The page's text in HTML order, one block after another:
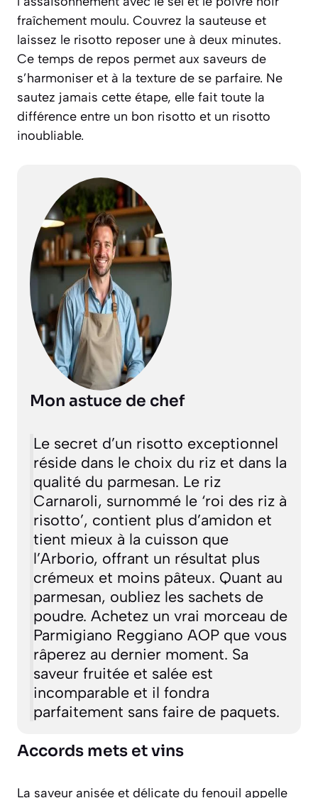
fraîchement moulu. Couvrez la sauteuse et
laissez le risotto reposer une à deux minutes.
Ce temps de repos permet aux saveurs de
s’harmoniser et à la texture de se parfaire. Ne
sautez jamais cette étape, elle fait toute la
différence entre un bon risotto et un risotto
inoubliable.
Mon astuce de chef
Le secret d’un risotto exceptionnel
réside dans le choix du riz et dans la
qualité du parmesan. Le riz
Carnaroli, surnommé le ‘roi des riz à
risotto’, contient plus d’amidon et
tient mieux à la cuisson que
l’Arborio, offrant un résultat plus
crémeux et moins pâteux. Quant au
parmesan, oubliez les sachets de
poudre. Achetez un vrai morceau de
Parmigiano Reggiano AOP que vous
râperez au dernier moment. Sa
saveur fruitée et salée est
incomparable et il fondra
parfaitement sans faire de paquets.
Accords mets et vins
La saveur anisée et délicate du fenouil appelle